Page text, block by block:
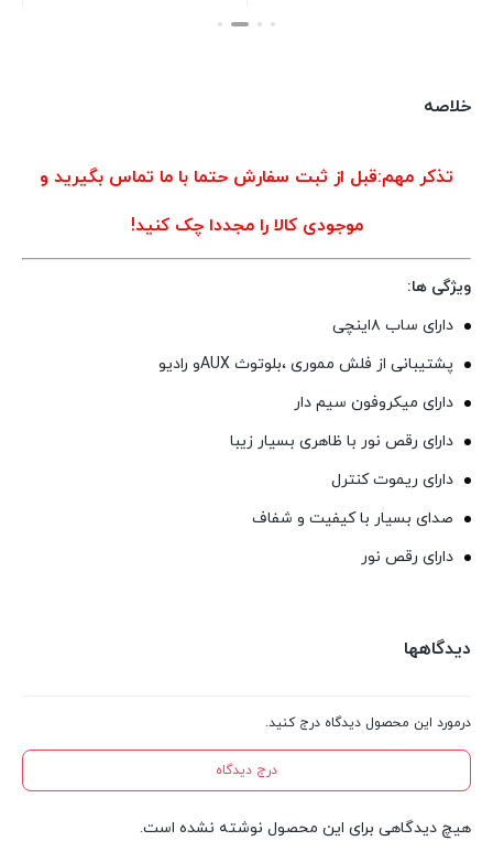
بستن
خلاصه
تذکر مهم:قبل از ثبت سفارش حتما با ما تماس بگیرید و
موجودی کالا را مجددا چک کنید!
ویژگی ها:
دارای ساب ۸اینچی
پشتیبانی از فلش مموری ،بلوتوث AUXو رادیو
دارای میکروفون سیم دار
دارای رقص نور با ظاهری بسیار زیبا
دارای ریموت کنترل
صدای بسیار با کیفیت و شفاف
دارای رقص نور
دیدگاهها
درمورد این محصول دیدگاه درج کنید.
درج دیدگاه
هیچ دیدگاهی برای این محصول نوشته نشده است.